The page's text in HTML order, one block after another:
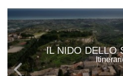
IL NIDO DELLO